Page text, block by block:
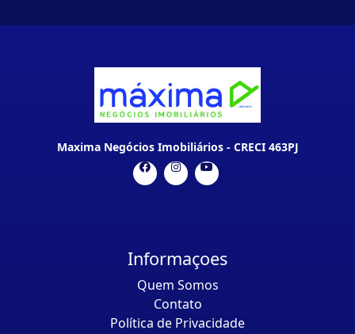
Maxima Negócios Imobiliários - CRECI 463PJ
Informaçoes
Quem Somos
Contato
Política de Privacidade